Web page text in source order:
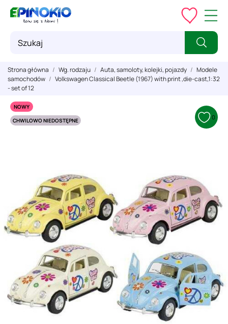
Strona główna Wg. rodzaju Auta, samoloty, kolejki, pojazdy
Modele
samochodów
Volkswagen Classical Beetle (1967) with print ,die-cast,1:32
- set of 12
NOWY
CHWILOWO NIEDOSTĘPNE
0